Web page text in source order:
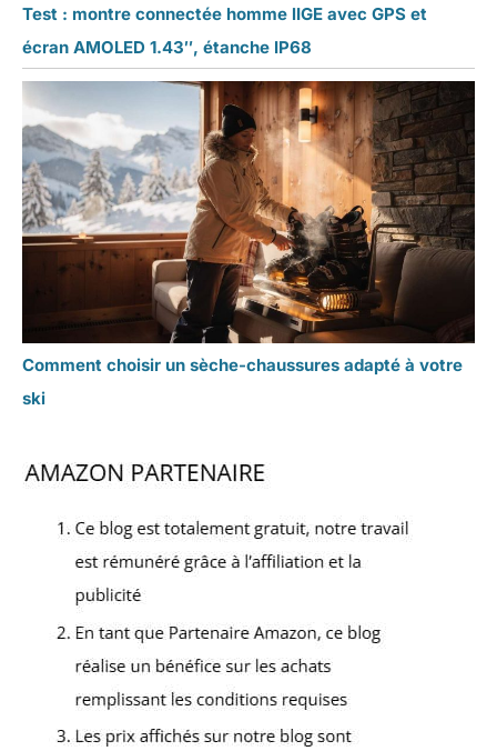
Test : montre connectée homme lIGE avec GPS et
écran AMOLED 1.43″, étanche IP68
Comment choisir un sèche-chaussures adapté à votre
ski